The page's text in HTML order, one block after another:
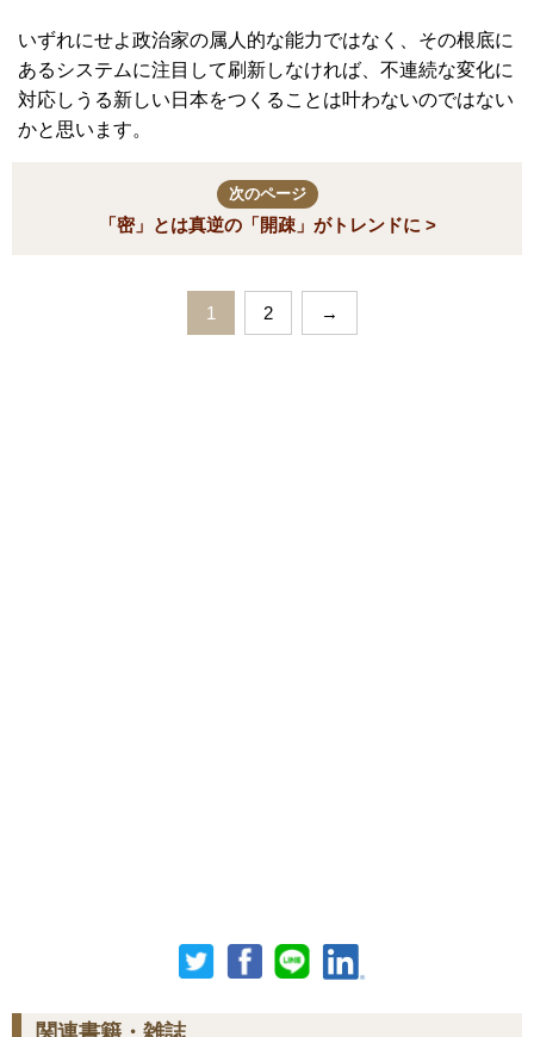
いずれにせよ政治家の属人的な能力ではなく、その根底に
あるシステムに注目して刷新しなければ、不連続な変化に
対応しうる新しい日本をつくることは叶わないのではない
かと思います。
次のページ
「密」とは真逆の「開疎」がトレンドに >
1 2 →
関連書籍・雑誌